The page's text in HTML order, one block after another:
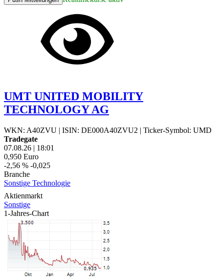
UMT UNITED MOBILITY
TECHNOLOGY AG
WKN: A40ZVU | ISIN: DE000A40ZVU2 | Ticker-Symbol: UMD
Tradegate
07.08.26 | 18:01
0,950 Euro
-2,56 % -0,025
Branche
Sonstige Technologie
Aktienmarkt
Sonstige
1-Jahres-Chart